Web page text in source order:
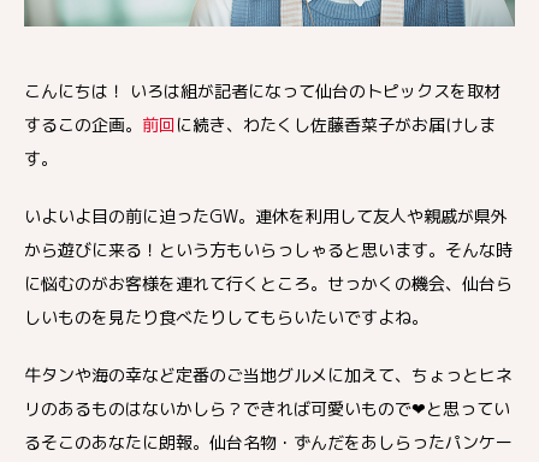
こんにちは！ いろは組が記者になって仙台のトピックスを取材
するこの企画。 前回 に続き、わたくし佐藤香菜子がお届けしま
す。
いよいよ目の前に迫ったGW。連休を利用して友人や親戚が県外
から遊びに来る！という方もいらっしゃると思います。そんな時
に悩むのがお客様を連れて行くところ。せっかくの機会、仙台ら
しいものを見たり食べたりしてもらいたいですよね。
牛タンや海の幸など定番のご当地グルメに加えて、ちょっとヒネ
リのあるものはないかしら？できれば可愛いもので❤と思ってい
るそこのあなたに朗報。仙台名物・ずんだをあしらったパンケー